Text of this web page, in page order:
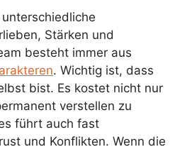
Stärken und
besteht immer aus
. Wichtig ist, dass
bist. Es kostet nicht nur
verstellen zu
führt auch fast
und Konflikten. Wenn die